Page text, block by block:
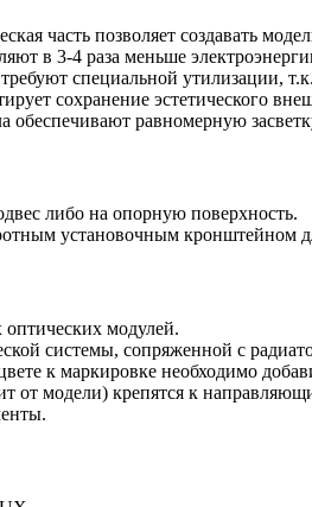
часть позволяет создавать
в 3-4 раза меньше
специальной утилизации,
сохранение эстетического
обеспечивают равномерную
либо на опорную поверхность.
установочным кронштейном
оптических модулей.
системы, сопряженной с
к маркировке необходимо
от модели) крепятся к